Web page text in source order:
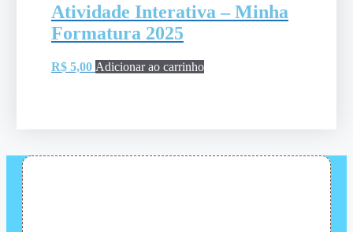
Atividade Interativa – Minha
Formatura 2025
R$5,00 Adicionar ao carrinho